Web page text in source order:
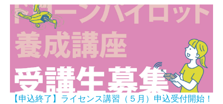
【申込終了】ライセンス講習（５月）申込受付開始！